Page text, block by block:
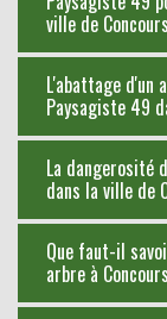
ville de
L'abattage d'un
Paysagiste 49
La dangerosité
dans la ville de
Que faut-il
arbre à